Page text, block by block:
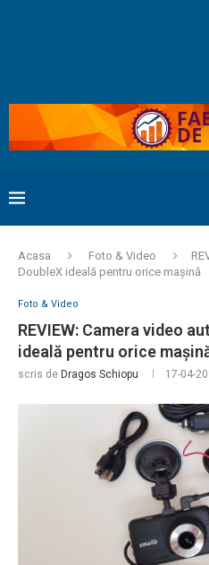
Acasa Foto & Video
DoubleX ideală pentru orice mașină
Foto & Video
REVIEW: Camera video
ideală pentru orice
scris de Dragos Schiopu 17-04-